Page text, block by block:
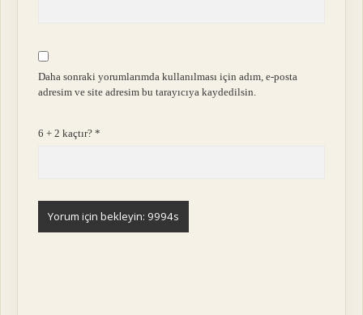
Daha sonraki yorumlarımda kullanılması için adım, e-posta
adresim ve site adresim bu tarayıcıya kaydedilsin.
6 + 2 kaçtır?*